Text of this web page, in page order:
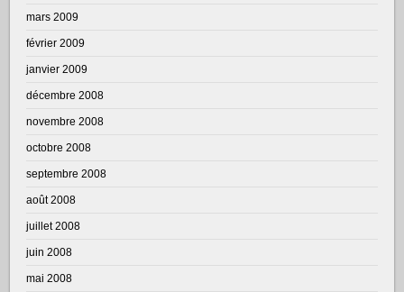
mars 2009
février 2009
janvier 2009
décembre 2008
novembre 2008
octobre 2008
septembre 2008
août 2008
juillet 2008
juin 2008
mai 2008